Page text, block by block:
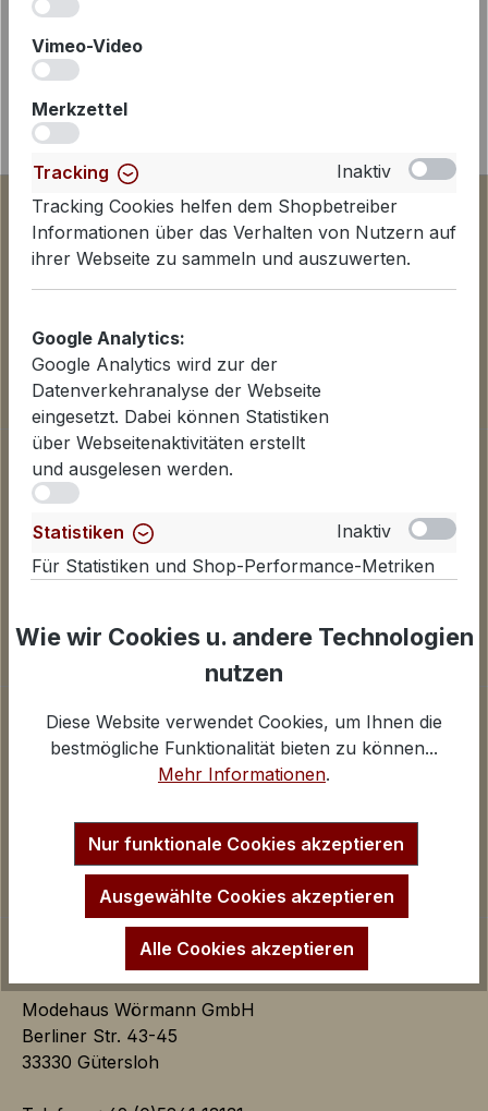
Informationen
Datenschutzerklärung
Zahlungsarten
AGB
Unternehmen
Über uns
Kontakt und E-Mail
Impressum
Startseite
Modehaus Wörmann GmbH
Berliner Str. 43-45
33330 Gütersloh
Vimeo-Video
Merkzettel
Tracking
Inaktiv
Tracking Cookies helfen dem Shopbetreiber
Informationen über das Verhalten von Nutzern auf
ihrer Webseite zu sammeln und auszuwerten.
Google Analytics:
Google Analytics wird zur der
Datenverkehranalyse der Webseite
eingesetzt. Dabei können Statistiken
über Webseitenaktivitäten erstellt
und ausgelesen werden.
Statistiken
Inaktiv
Für Statistiken und Shop-Performance-Metriken
Marketing
Inaktiv
Marketing Cookies dienen dazu Werbeanzeigen
mehrere Seitenaufrufe und Browsersitzungen zu
schalten.
Google AdSense:
Das Cookie wird von Google
AdSense für Förderung der
Werbungseffizienz auf der
Webseite verwendet.
Wie wir Cookies u. andere Technologien
nutzen
Diese Website verwendet Cookies, um Ihnen die
bestmögliche Funktionalität bieten zu können...
Mehr Informationen.
Nur funktionale Cookies akzeptieren
Ausgewählte Cookies akzeptieren
Alle Cookies akzeptieren